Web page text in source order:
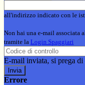
all'indirizzo indicato con le
Non hai una e-mail associata
tramite la Login Spaggiari
E-mail inviata, si prega di
Errore